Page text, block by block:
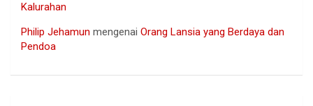
Kalurahan
Philip Jehamun mengenai Orang Lansia yang Berdaya dan
Pendoa